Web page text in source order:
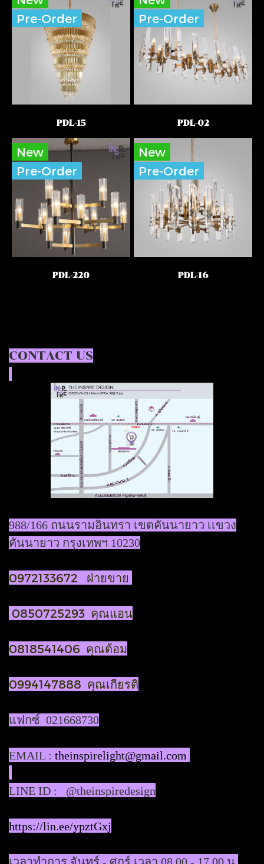
Pre-Order
PDL-15
Pre-Order
PDL-02
New
Pre-Order
PDL-220
New
Pre-Order
PDL-16
CONTACT US
988/166 ถนนรามอินทรา เขตคันนายาว เเขวง
คันนายาว กรุงเทพฯ 10230
0972133672 ฝ่ายขาย
0850725293 คุณแอน
0818541406 คุณต้อม
0994147888 คุณเกียรติ
แฟกซ์ 021668730
EMAIL : theinspirelight@gmail.com
LINE ID : @theinspiredesign
https://lin.ee/ypztGxj